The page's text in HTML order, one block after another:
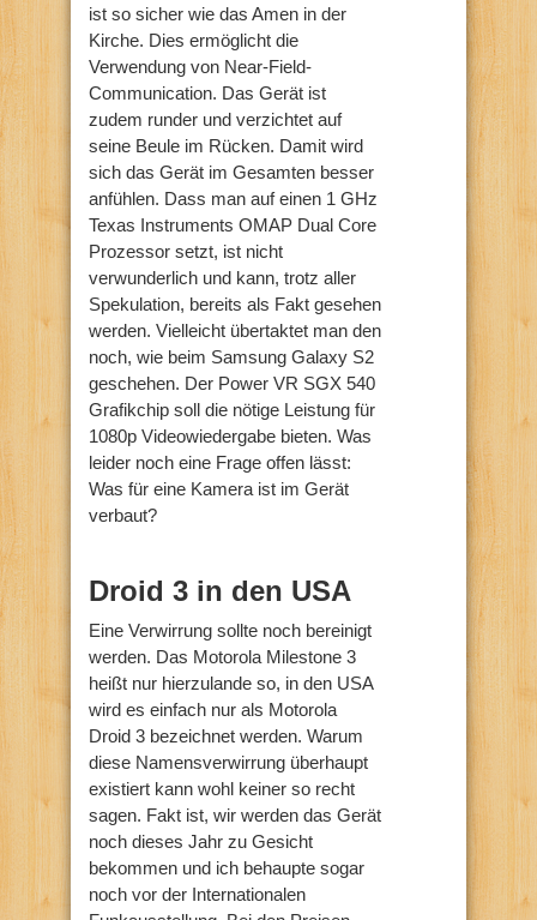
ist so sicher wie das Amen in der
Kirche. Dies ermöglicht die
Verwendung von Near-Field-
Communication. Das Gerät ist
zudem runder und verzichtet auf
seine Beule im Rücken. Damit wird
sich das Gerät im Gesamten besser
anfühlen. Dass man auf einen 1 GHz
Texas Instruments OMAP Dual Core
Prozessor setzt, ist nicht
verwunderlich und kann, trotz aller
Spekulation, bereits als Fakt gesehen
werden. Vielleicht übertaktet man den
noch, wie beim Samsung Galaxy S2
geschehen. Der Power VR SGX 540
Grafikchip soll die nötige Leistung für
1080p Videowiedergabe bieten. Was
leider noch eine Frage offen lässt:
Was für eine Kamera ist im Gerät
verbaut?
Droid 3 in den USA
Eine Verwirrung sollte noch bereinigt
werden. Das Motorola Milestone 3
heißt nur hierzulande so, in den USA
wird es einfach nur als Motorola
Droid 3 bezeichnet werden. Warum
diese Namensverwirrung überhaupt
existiert kann wohl keiner so recht
sagen. Fakt ist, wir werden das Gerät
noch dieses Jahr zu Gesicht
bekommen und ich behaupte sogar
noch vor der Internationalen